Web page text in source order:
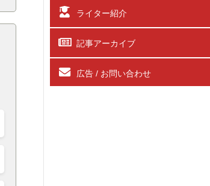
ライター紹介
記事アーカイブ
広告 / お問い合わせ